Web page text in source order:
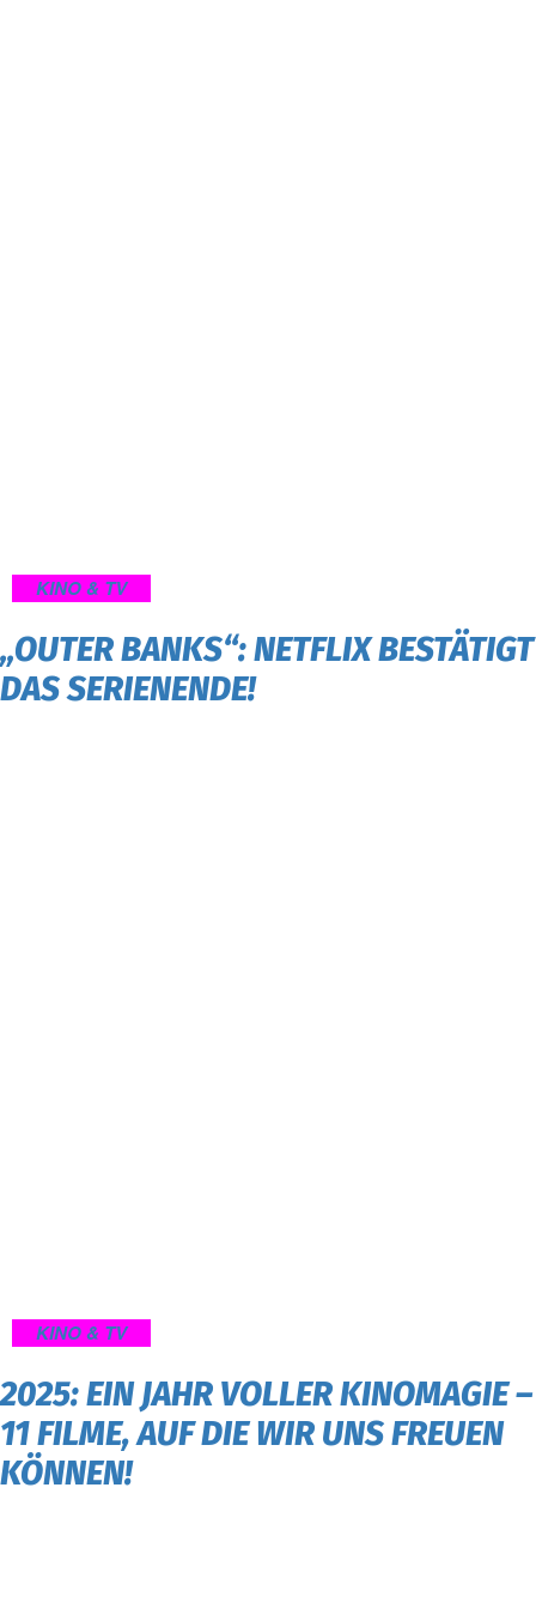
KINO & TV
„OUTER BANKS“: NETFLIX BESTÄTIGT
DAS SERIENENDE!
KINO & TV
2025: EIN JAHR VOLLER KINOMAGIE –
11 FILME, AUF DIE WIR UNS FREUEN
KÖNNEN!